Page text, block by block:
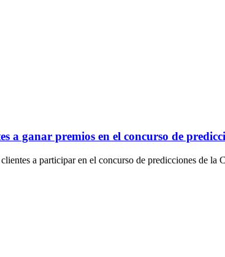
a ganar premios en el concurso de
a participar en el concurso de predicciones de